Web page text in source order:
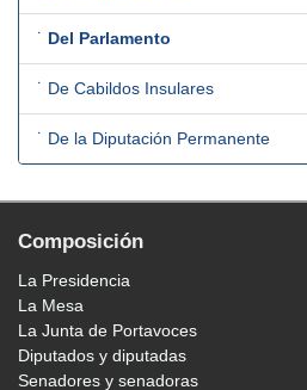
˙ Del Parlamento
˙ De Cabildos Insulares
˙ De la Diputación Permanente
Composición
La Presidencia
La Mesa
La Junta de Portavoces
Diputados y diputadas
Senadores y senadoras